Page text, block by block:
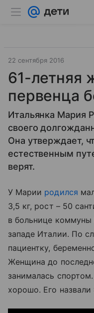
22 сентября 2016
61-летняя
первенца
Итальянка Мария
своего
Она утверждает,
естественным
верят.
У Марии родился
3,5 кг, рост – 50
в больнице коммуны
западе Италии. По
пациентку,
Женщина до
занималась
хорошо. Его